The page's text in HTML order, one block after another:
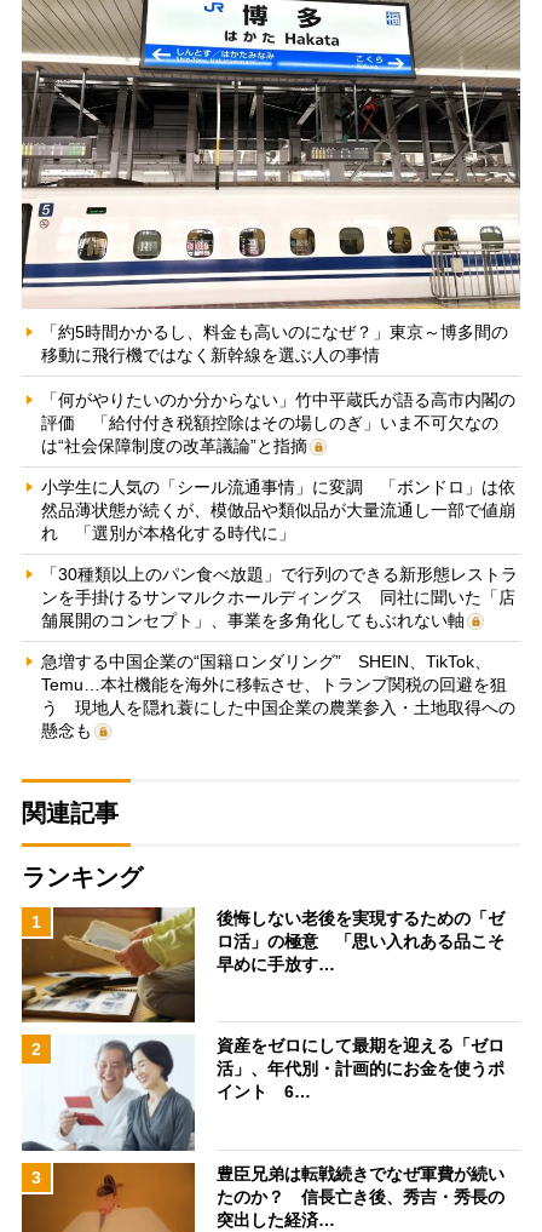
「約5時間かかるし、料金も高いのになぜ？」東京～博多間の
移動に飛行機ではなく新幹線を選ぶ人の事情
「何がやりたいのか分からない」竹中平蔵氏が語る高市内閣の
評価 「給付付き税額控除はその場しのぎ」いま不可欠なの
は“社会保障制度の改革議論”と指摘
小学生に人気の「シール流通事情」に変調 「ボンドロ」は依
然品薄状態が続くが、模倣品や類似品が大量流通し一部で値崩
れ 「選別が本格化する時代に」
「30種類以上のパン食べ放題」で行列のできる新形態レストラ
ンを手掛けるサンマルクホールディングス 同社に聞いた「店
舗展開のコンセプト」、事業を多角化してもぶれない軸
急増する中国企業の“国籍ロンダリング” SHEIN、TikTok、
Temu…本社機能を海外に移転させ、トランプ関税の回避を狙
う 現地人を隠れ蓑にした中国企業の農業参入・土地取得への
懸念も
関連記事
ランキング
1
後悔しない老後を実現するための「ゼ
ロ活」の極意 「思い入れある品こそ
早めに手放す…
2
資産をゼロにして最期を迎える「ゼロ
活」、年代別・計画的にお金を使うポ
イント 6…
3
豊臣兄弟は転戦続きでなぜ軍費が続い
たのか？ 信長亡き後、秀吉・秀長の
突出した経済…